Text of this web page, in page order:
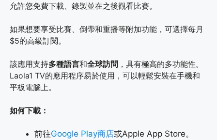
允許您免費下載、錄製並在之後觀看比賽。
如果想要享受比賽、倒帶和重播等附加功能，可選擇每月
$5的高級訂閱。
該應用支持多種語言和全球訪問 ，具有極高的多功能性。
Laola1 TV的應用程序易於使用，可以輕鬆安裝在手機和
平板電腦上。
如何下載：
前往Google Play商店或Apple App Store。